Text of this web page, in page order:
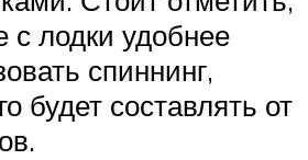
с лодки удобнее
спиннинг,
будет составлять от